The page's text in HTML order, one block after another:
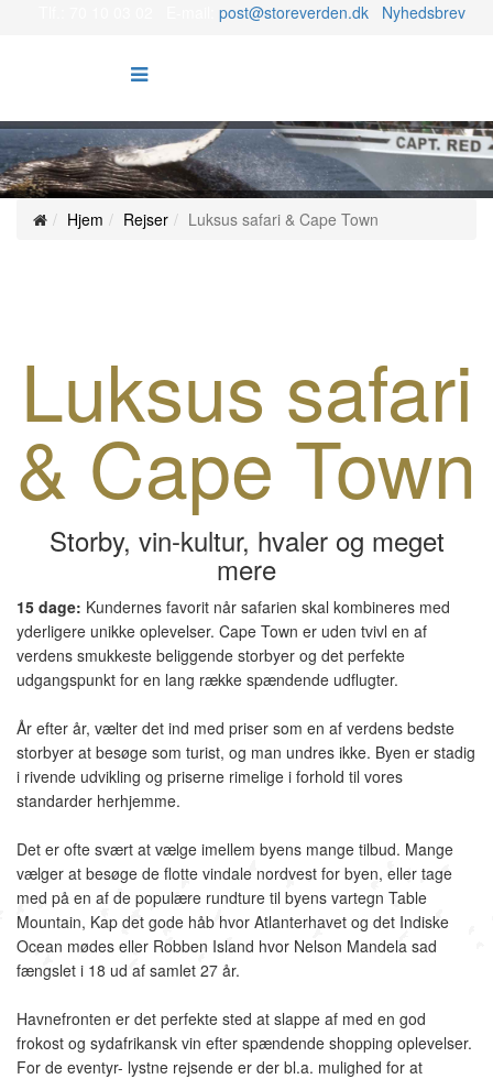
post@storeverden.dk Nyhedsbrev
Hjem Rejser Luksus safari & Cape Town
Luksus safari
& Cape Town
Storby, vin-kultur, hvaler og meget
mere
15 dage: Kundernes favorit når safarien skal kombineres med
yderligere unikke oplevelser. Cape Town er uden tvivl en af
verdens smukkeste beliggende storbyer og det perfekte
udgangspunkt for en lang række spændende udflugter.
År efter år, vælter det ind med priser som en af verdens bedste
storbyer at besøge som turist, og man undres ikke. Byen er stadig
i rivende udvikling og priserne rimelige i forhold til vores
standarder herhjemme.
Det er ofte svært at vælge imellem byens mange tilbud. Mange
vælger at besøge de flotte vindale nordvest for byen, eller tage
med på en af de populære rundture til byens vartegn Table
Mountain, Kap det gode håb hvor Atlanterhavet og det Indiske
Ocean mødes eller Robben Island hvor Nelson Mandela sad
fængslet i 18 ud af samlet 27 år.
Havnefronten er det perfekte sted at slappe af med en god
frokost og sydafrikansk vin efter spændende shopping oplevelser.
For de eventyr- lystne rejsende er der bl.a. mulighed for at